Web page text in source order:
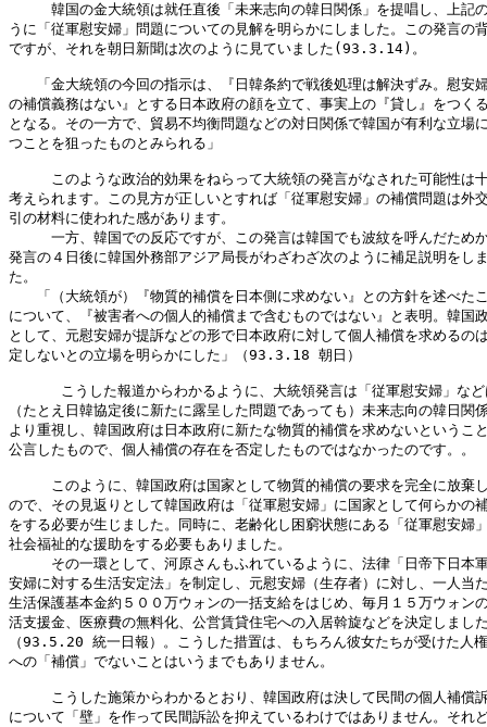
韓国の金大統領は就任直後「未来志向の韓日関係」を提唱し、上記
うに「従軍慰安婦」問題についての見解を明らかにしました。この発言の
ですが、それを朝日新聞は次のように見ていました(93.3.14)。
「金大統領の今回の指示は、『日韓条約で戦後処理は解決ずみ。慰安
の補償義務はない』とする日本政府の顔を立て、事実上の『貸し』をつく
となる。その一方で、貿易不均衡問題などの対日関係で韓国が有利な立場
つことを狙ったものとみられる」
このような政治的効果をねらって大統領の発言がなされた可能性は
考えられます。この見方が正しいとすれば「従軍慰安婦」の補償問題は外
引の材料に使われた感があります。
一方、韓国での反応ですが、この発言は韓国でも波紋を呼んだため
発言の４日後に韓国外務部アジア局長がわざわざ次のように補足説明をし
た。
「（大統領が）『物質的補償を日本側に求めない』との方針を述べた
について、『被害者への個人的補償まで含むものではない』と表明。韓国
として、元慰安婦が提訴などの形で日本政府に対して個人補償を求めるの
定しないとの立場を明らかにした」（93.3.18 朝日）
こうした報道からわかるように、大統領発言は「従軍慰安婦」な
（たとえ日韓協定後に新たに露呈した問題であっても）未来志向の韓日関
より重視し、韓国政府は日本政府に新たな物質的補償を求めないというこ
公言したもので、個人補償の存在を否定したものではなかったのです。。
このように、韓国政府は国家として物質的補償の要求を完全に放棄
ので、その見返りとして韓国政府は「従軍慰安婦」に国家として何らかの
をする必要が生じました。同時に、老齢化し困窮状態にある「従軍慰安婦
社会福祉的な援助をする必要もありました。
その一環として、河原さんもふれているように、法律「日帝下日本
安婦に対する生活安定法」を制定し、元慰安婦（生存者）に対し、一人当
生活保護基本金約５００万ウォンの一括支給をはじめ、毎月１５万ウォン
活支援金、医療費の無料化、公営賃貸住宅への入居斡旋などを決定しまし
（93.5.20 統一日報）。こうした措置は、もちろん彼女たちが受けた人
への「補償」でないことはいうまでもありません。
こうした施策からわかるとおり、韓国政府は決して民間の個人補償
について「壁」を作って民間訴訟を抑えているわけではありません。それ